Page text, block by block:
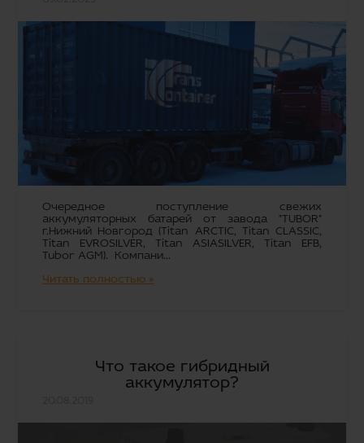
Очередное поступление свежих
аккумуляторных батарей от завода "TUBOR"
г.Нижний Новгород (Titan ARCTIC, Titan CLASSIC,
Titan EVROSILVER, Titan ASIASILVER, Titan EFB,
Tubor AGM). Компани...
Читать полностью »
Что такое гибридный
аккумулятор?